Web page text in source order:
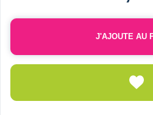
J'AJOUTE AU